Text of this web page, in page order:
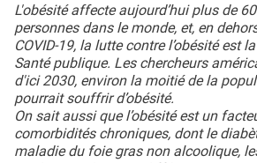
L'obésité affecte aujourd’hui plus de
personnes dans le monde, et, en
COVID-19, la lutte contre l’obésité est
Santé publique. Les chercheurs
d'ici 2030, environ la moitié de la
pourrait souffrir d’obésité.
On sait aussi que l’obésité est un
comorbidités chroniques, dont le
maladie du foie gras non alcoolique,